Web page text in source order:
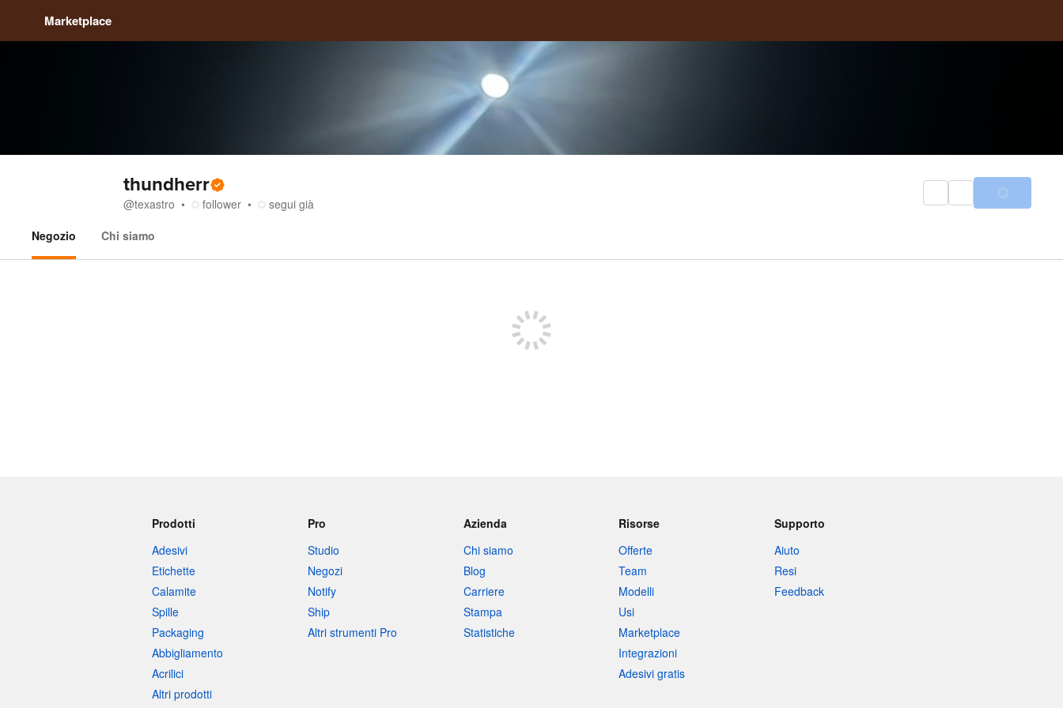
Marketplace
thundherr
@texastro follower
segui già
Negozio
Chi siamo
Prodotti
Adesivi
Etichette
Calamite
Spille
Packaging
Abbigliamento
Acrilici
Altri prodotti
Pro
Studio
Negozi
Notify
Ship
Altri strumenti Pro
Azienda
Chi siamo
Blog
Carriere
Stampa
Statistiche
Risorse
Offerte
Team
Modelli
Usi
Marketplace
Integrazioni
Adesivi gratis
Supporto
Aiuto
Resi
Feedback